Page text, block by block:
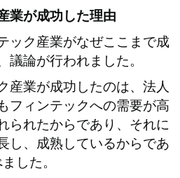
業が成功した理由
ック産業がなぜここまで成
議論が行われました。
産業が成功したのは、法人
フィンテックへの需要が高
られたからであり、それに
し、成熟しているからであ
した。